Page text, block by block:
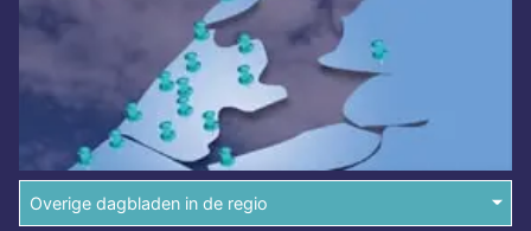
Overige dagbladen in de regio